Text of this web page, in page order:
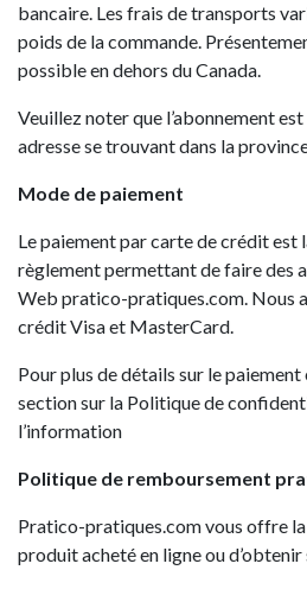
bancaire. Les frais de transports
poids de la commande.
possible en dehors du Canada.
Veuillez noter que l’abonnement
adresse se trouvant dans la
Mode de paiement
Le paiement par carte de crédit est
règlement permettant de faire des
Web pratico-pratiques.com. Nous
crédit Visa et MasterCard.
Pour plus de détails sur le
section sur la Politique de
l’information
Politique de remboursement
Pratico-pratiques.com vous offre la
produit acheté en ligne ou